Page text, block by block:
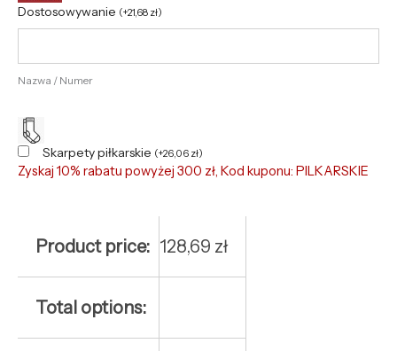
Dostosowywanie (+21,68 zł)
Nazwa / Numer
Skarpety piłkarskie (+26,06 zł)
Zyskaj 10% rabatu powyżej 300 zł, Kod kuponu: PILKARSKIE
Product price: 128,69 zł
Total options: